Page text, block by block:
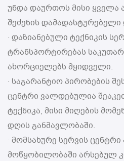
უნდა დაურთოს მისი ყველა
შეძენის დამადასტურებელი
· დაზიანებული ტექნიკის
ტრანსპორტირებას
ახორციელებს მყიდველი.
· საგარანტიო პირობების
ცენტრი ვალდებულია
ტექნიკა, მისი მიღების
დღის განმავლობაში.
· მომსახურე სერვის ცენტრი
მოწყობილობაში არსებულ